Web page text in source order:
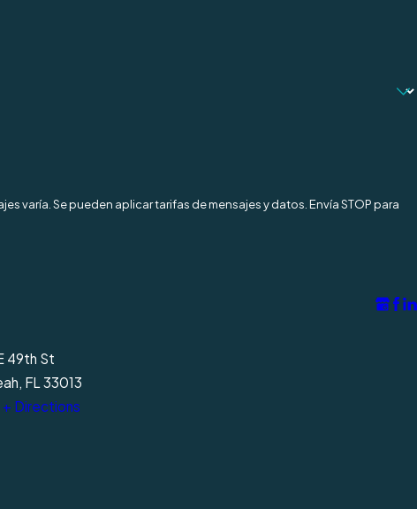
Se pueden aplicar tarifas de mensajes y datos. Envía STOP para
49th St
FL 33013
+ Directions